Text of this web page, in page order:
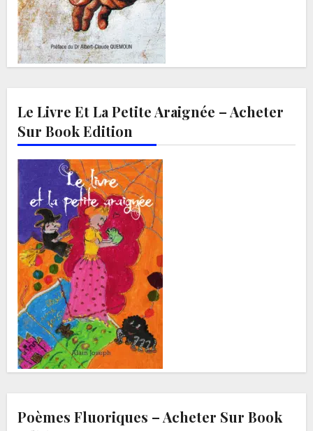
Le Livre Et La Petite Araignée – Acheter
Sur Book Edition
Poèmes Fluoriques – Acheter Sur Book